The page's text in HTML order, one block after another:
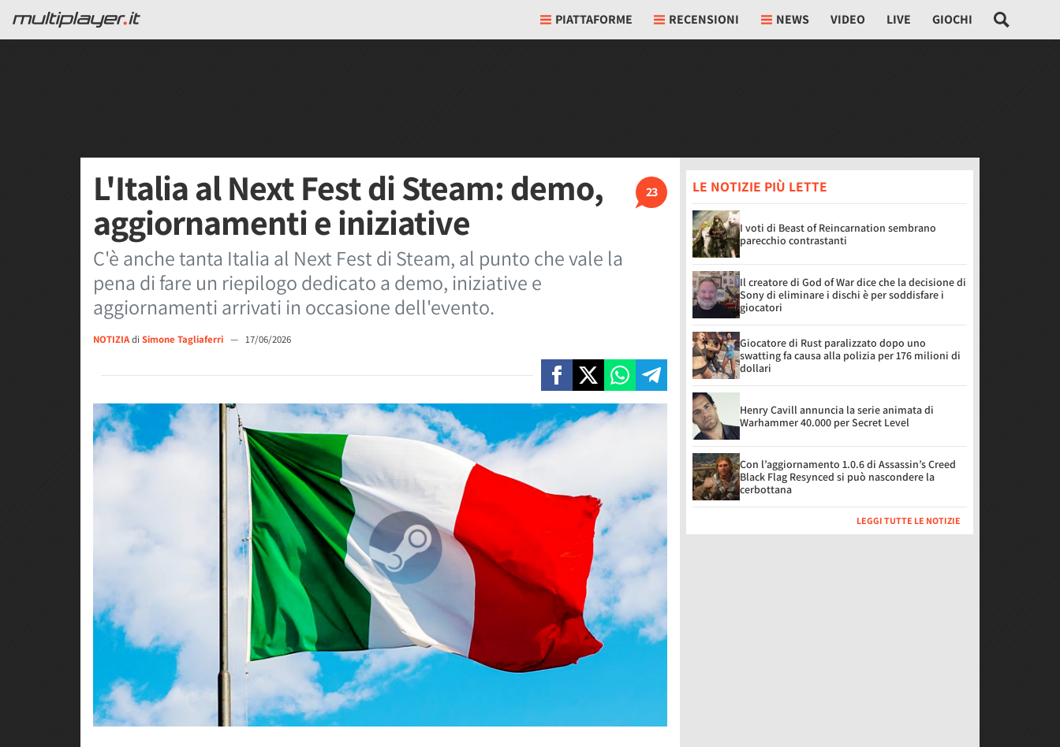
PIATTAFORME RECENSIONI NEWS VIDEO LIVE GIOCHI
23
L'Italia al Next Fest di Steam: demo,
aggiornamenti e iniziative
C'è anche tanta Italia al Next Fest di Steam, al punto che vale la
pena di fare un riepilogo dedicato a demo, iniziative e
aggiornamenti arrivati in occasione dell'evento.
NOTIZIAdi Simone Tagliaferri — 17/06/2026
LE NOTIZIE PIÙ LETTE
I voti di Beast of Reincarnation sembrano
parecchio contrastanti
Il creatore di God of War dice che la decisione di
Sony di eliminare i dischi è per soddisfare i
giocatori
Giocatore di Rust paralizzato dopo uno
swatting fa causa alla polizia per 176 milioni di
dollari
Henry Cavill annuncia la serie animata di
Warhammer 40.000 per Secret Level
Con l’aggiornamento 1.0.6 di Assassin’s Creed
Black Flag Resynced si può nascondere la
cerbottana
LEGGI TUTTE LE NOTIZIE